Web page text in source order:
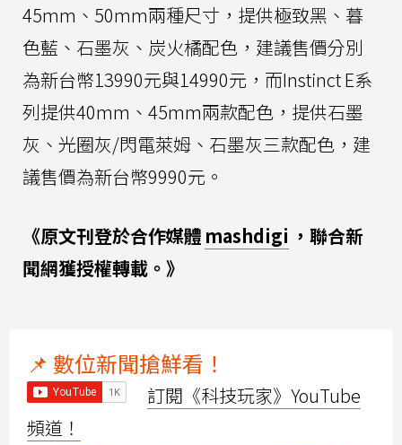
45mm、50mm兩種尺寸，提供極致黑、暮
色藍、石墨灰、炭火橘配色，建議售價分別
為新台幣13990元與14990元，而Instinct E系
列提供40mm、45mm兩款配色，提供石墨
灰、光圈灰/閃電萊姆、石墨灰三款配色，建
議售價為新台幣9990元。
《原文刊登於合作媒體 mashdigi ，聯合新
聞網獲授權轉載。》
📌 數位新聞搶鮮看！
訂閱《科技玩家》YouTube
頻道！